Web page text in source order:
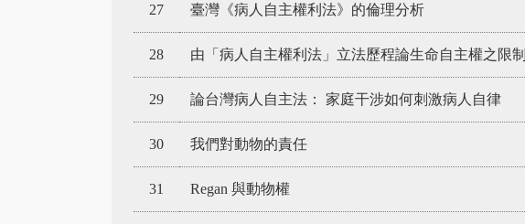
27 臺灣《病人自主權利法》的倫理分析
28 由「病人自主權利法」立法歷程論生命自主權之限制
29 論台灣病人自主法： 家庭干涉如何刺激病人自律
30 我們對動物的責任
31 Regan 與動物權